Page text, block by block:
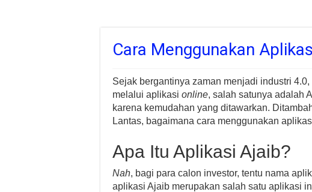
Cara Menggunakan
Sejak bergantinya zaman menjadi industri
melalui aplikasi online, salah satunya adalah
karena kemudahan yang ditawarkan.
Lantas, bagaimana cara menggunakan
Apa Itu Aplikasi Ajaib?
Nah, bagi para calon investor, tentu nama
aplikasi Ajaib merupakan salah satu aplikasi